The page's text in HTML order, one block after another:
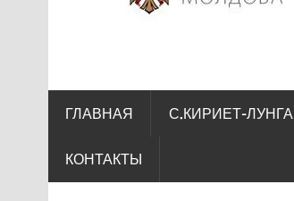
село Кириет — Лунга
ГЛАВНАЯ С.КИРИЕТ-ЛУНГА
КОНТАКТЫ